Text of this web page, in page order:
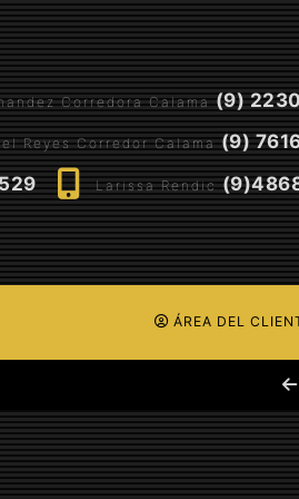
Corredora Calama (9)
Reyes Corredor Calama (9)
Larissa Rendic
ÁREA DEL